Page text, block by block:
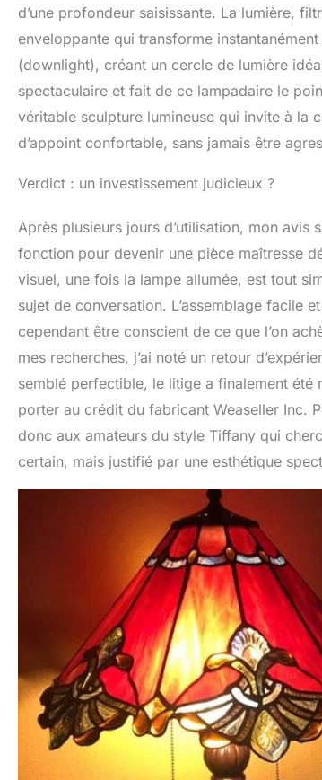
d’une profondeur saisissante. La lumière,
enveloppante qui transforme
(downlight), créant un cercle de lumière
spectaculaire et fait de ce lampadaire le
véritable sculpture lumineuse qui invite à la
d’appoint confortable, sans jamais être
Verdict : un investissement judicieux ?
Après plusieurs jours d’utilisation, mon
fonction pour devenir une pièce maîtresse
visuel, une fois la lampe allumée, est tout
sujet de conversation. L’assemblage facile
cependant être conscient de ce que l’on
mes recherches, j’ai noté un retour
semblé perfectible, le litige a finalement
porter au crédit du fabricant Weaseller Inc.
donc aux amateurs du style Tiffany qui
certain, mais justifié par une esthétique